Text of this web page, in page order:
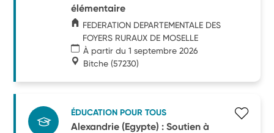
élémentaire
FEDERATION DEPARTEMENTALE DES
FOYERS RURAUX DE MOSELLE
À partir du 1 septembre 2026
Bitche (57230)
ÉDUCATION POUR TOUS
Alexandrie (Egypte) : Soutien à